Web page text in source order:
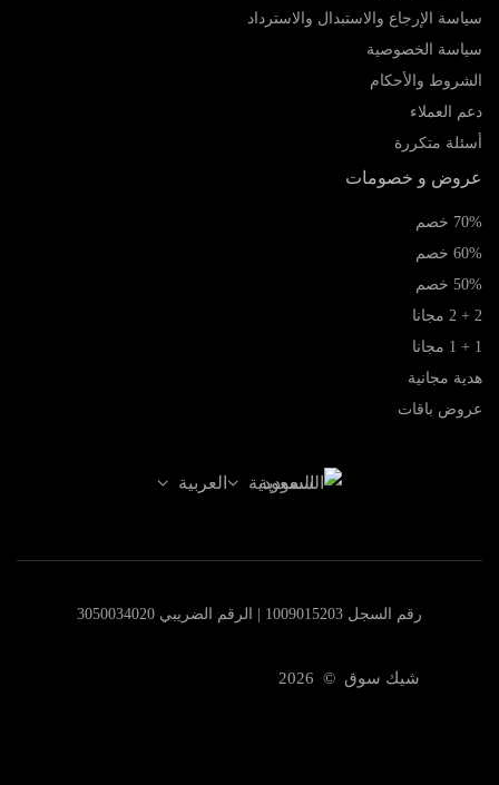
سياسة الإرجاع والاستبدال والاسترداد
سياسة الخصوصية
الشروط والأحكام
دعم العملاء
أسئلة متكررة
عروض و خصومات
70% خصم
60% خصم
50% خصم
2 + 2 مجانا
1 + 1 مجانا
هدية مجانية
عروض باقات
السعودية العربية
رقم السجل 1009015203 | الرقم الضريبي 3050034020
شيك سوق © 2026